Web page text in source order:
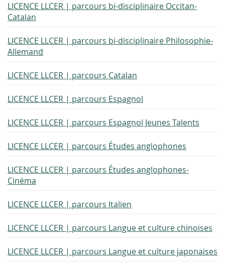
LICENCE LLCER | parcours bi-disciplinaire Occitan-
Catalan
LICENCE LLCER | parcours bi-disciplinaire Philosophie-
Allemand
LICENCE LLCER | parcours Catalan
LICENCE LLCER | parcours Espagnol
LICENCE LLCER | parcours Espagnol Jeunes Talents
LICENCE LLCER | parcours Études anglophones
LICENCE LLCER | parcours Études anglophones-
Cinéma
LICENCE LLCER | parcours Italien
LICENCE LLCER | parcours Langue et culture chinoises
LICENCE LLCER | parcours Langue et culture japonaises